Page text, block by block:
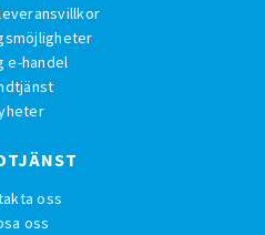
e-handel
oss
oss